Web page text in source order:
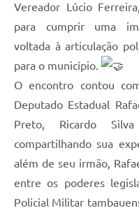
Vereador Lúcio
para cumprir uma
voltada à articulação
para o município.
O encontro contou
Deputado Estadual
Preto, Ricardo
compartilhando sua
além de seu irmão,
entre os poderes
Policial Militar